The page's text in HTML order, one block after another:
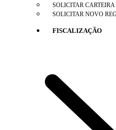
SOLICITAR CARTEIRA
SOLICITAR NOVO
FISCALIZAÇÃO